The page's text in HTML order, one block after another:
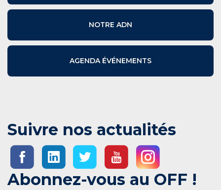
NOTRE ADN
AGENDA ÉVÉNEMENTS
Suivre nos actualités
Abonnez-vous au OFF !